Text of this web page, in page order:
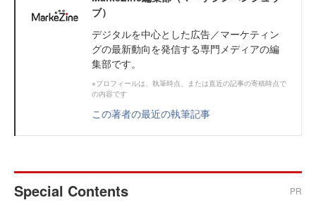
ブ）
デジタルを中心とした広告／マーケティン
グの最新動向を発信する専門メディアの編
集部です。
※プロフィールは、執筆時点、または直近の記事の寄稿時点で
の内容です
この著者の最近の執筆記事
Special Contents PR